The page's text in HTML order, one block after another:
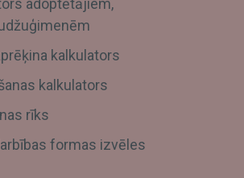
adoptētājiem,
kalkulators
kalkulators
rīks
formas izvēles